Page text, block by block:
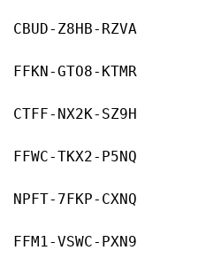
CBUD-Z8HB-RZVA
FFKN-GTO8-KTMR
CTFF-NX2K-SZ9H
FFWC-TKX2-P5NQ
NPFT-7FKP-CXNQ
FFM1-VSWC-PXN9